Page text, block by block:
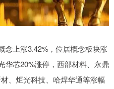
念上涨3.42%，位居概念板块涨
华芯20%涨停，西部材料、永鼎
、炬光科技、哈焊华通等涨幅